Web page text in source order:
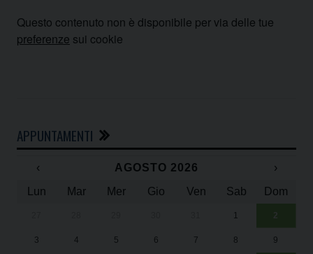
Questo contenuto non è disponibile per via delle tue
preferenze sui cookie
APPUNTAMENTI
‹ AGOSTO 2026
›
Lun
Mar Mer Gio Ven Sab Dom
1 2
3 4 5 6 7 8 9